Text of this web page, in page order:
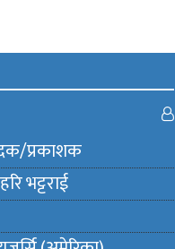
प्रकाशक
भट्टराई